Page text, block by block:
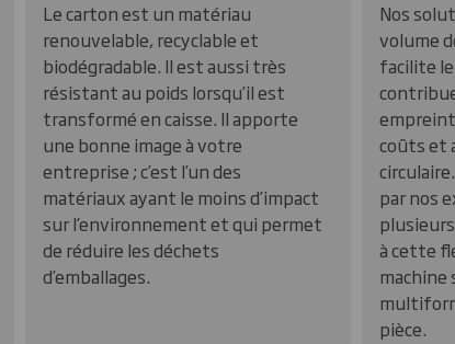
Le carton est un matériau
renouvelable, recyclable et
biodégradable. Il est aussi très
résistant au poids lorsqu’il est
transformé en caisse. Il apporte
une bonne image à votre
entreprise ; c’est l’un des
matériaux ayant le moins d’impact
sur l’environnement et qui permet
de réduire les déchets
d’emballages.
Nos
volume
facilite
coûts et
par nos
plusieurs
à cette
machine
pièce.